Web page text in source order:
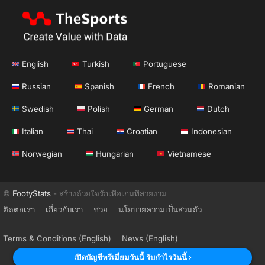
English Turkish Portuguese
Russian Spanish French Romanian
Swedish Polish German Dutch
Italian Thai Croatian Indonesian
Norwegian Hungarian Vietnamese
© FootyStats - สร้างด้วยใจรักเพื่อเกมที่สวยงาม
ติดต่อเรา
เกี่ยวกับเรา ช่วย นโยบายความเป็นส่วนตัว
Terms & Conditions (English) News (English)
เปิดบัญชีพรีเมี่ยมวันนี้ รับกำไรวันนี้